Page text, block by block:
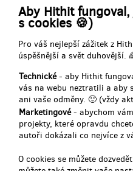
Aby Hithit
s cookies 🍪)
Pro váš nejlepší zážitek z
úspěšnější a svět duhovější.
Technické- aby Hithit
vás na webu neztratili a aby
ani vaše odměny. 🙂 (vždy
Marketingové- abychom
projekty, které opravdu
autoři dokázali co nejvíce z
O cookies se můžete
Najdete nás na